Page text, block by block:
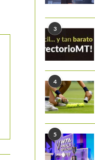
3
4
5